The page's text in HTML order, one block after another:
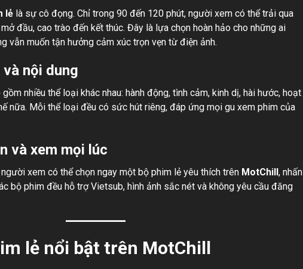
lẻ là sự cô đọng. Chỉ trong 90 đến 120 phút, người xem có thể trải qua
đầu, cao trào đến kết thúc. Đây là lựa chọn hoàn hảo cho những ai
vẫn muốn tận hưởng cảm xúc trọn vẹn từ điện ảnh.
nội dung
gồm nhiều thể loại khác nhau: hành động, tình cảm, kinh dị, hài hước, hoạt
nữa. Mỗi thể loại đều có sức hút riêng, đáp ứng mọi gu xem phim của
và xem mọi lúc
xem có thể chọn ngay một bộ phim lẻ yêu thích trên MotChill , nhấn
bộ phim đều hỗ trợ Vietsub, hình ảnh sắc nét và không yêu cầu đăng
lẻ nổi bật trên MotChill